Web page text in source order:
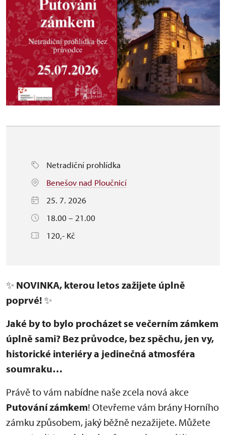
Netradiční prohlídka
Benešov nad Ploučnicí
25. 7. 2026
18.00 – 21.00
120,- Kč
✨ NOVINKA, kterou letos zažijete úplně
poprvé!✨
Jaké by to bylo procházet se večerním zámkem
úplně sami? Bez průvodce, bez spěchu, jen vy,
historické interiéry a jedinečná atmosféra
soumraku…
Právě to vám nabídne naše zcela nová akce
Putování zámkem! Otevřeme vám brány Horního
zámku způsobem, jaký běžně nezažijete. Můžete